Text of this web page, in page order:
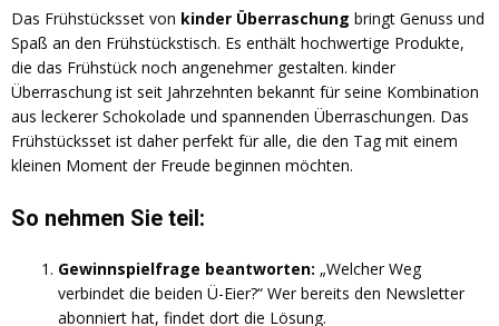
Das Frühstücksset von kinder Überraschung bringt Genuss und
Spaß an den Frühstückstisch. Es enthält hochwertige Produkte,
die das Frühstück noch angenehmer gestalten. kinder
Überraschung ist seit Jahrzehnten bekannt für seine Kombination
aus leckerer Schokolade und spannenden Überraschungen. Das
Frühstücksset ist daher perfekt für alle, die den Tag mit einem
kleinen Moment der Freude beginnen möchten.
So nehmen Sie teil:
Gewinnspielfrage beantworten: „Welcher Weg
verbindet die beiden Ü-Eier?“ Wer bereits den Newsletter
abonniert hat, findet dort die Lösung.